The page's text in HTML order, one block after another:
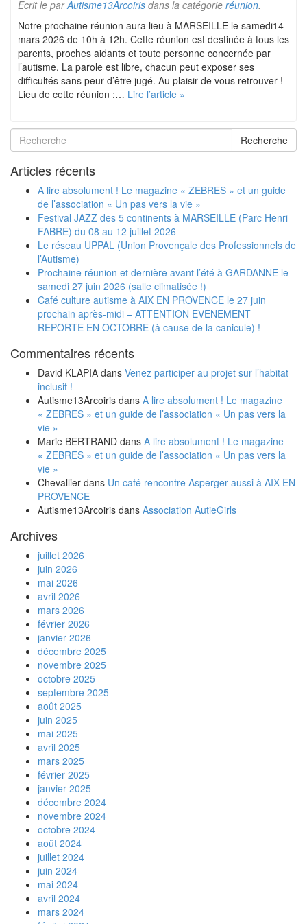
Ecrit le parAutisme13Arcoiris dans la catégorie réunion.
Notre prochaine réunion aura lieu à MARSEILLE le samedi14
mars 2026 de 10h à 12h. Cette réunion est destinée à tous les
parents, proches aidants et toute personne concernée par
l’autisme. La parole est libre, chacun peut exposer ses
difficultés sans peur d’être jugé. Au plaisir de vous retrouver !
Lieu de cette réunion :… Lire l’article »
Recherche
Articles récents
A lire absolument ! Le magazine « ZEBRES » et un guide
de l’association « Un pas vers la vie »
Festival JAZZ des 5 continents à MARSEILLE (Parc Henri
FABRE) du 08 au 12 juillet 2026
Le réseau UPPAL (Union Provençale des Professionnels de
l’Autisme)
Prochaine réunion et dernière avant l’été à GARDANNE le
samedi 27 juin 2026 (salle climatisée !)
Café culture autisme à AIX EN PROVENCE le 27 juin
prochain après-midi – ATTENTION EVENEMENT
REPORTE EN OCTOBRE (à cause de la canicule) !
Commentaires récents
David KLAPIA dans Venez participer au projet sur l’habitat
inclusif !
Autisme13Arcoiris dans A lire absolument ! Le magazine
« ZEBRES » et un guide de l’association « Un pas vers la
vie »
Marie BERTRAND dans A lire absolument ! Le magazine
« ZEBRES » et un guide de l’association « Un pas vers la
vie »
Chevallier dans Un café rencontre Asperger aussi à AIX EN
PROVENCE
Autisme13Arcoiris dans Association AutieGirls
Archives
juillet 2026
juin 2026
mai 2026
avril 2026
mars 2026
février 2026
janvier 2026
décembre 2025
novembre 2025
octobre 2025
septembre 2025
août 2025
juin 2025
mai 2025
avril 2025
mars 2025
février 2025
janvier 2025
décembre 2024
novembre 2024
octobre 2024
août 2024
juillet 2024
juin 2024
mai 2024
avril 2024
mars 2024